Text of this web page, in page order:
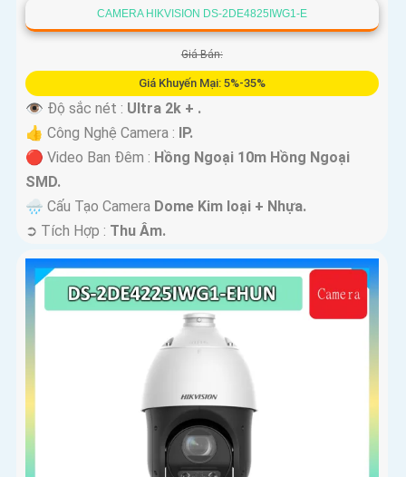
CAMERA HIKVISION DS-2DE4825IWG1-E
Giá Bán:
Giá Khuyến Mại: 5%-35%
👁 Độ sắc nét : Ultra 2k + .
👍 Công Nghệ Camera : IP.
🔴 Video Ban Đêm : Hồng Ngoại 10m Hồng Ngoại
SMD.
🌧️ Cấu Tạo Camera Dome Kim loại + Nhựa.
️➲ Tích Hợp : Thu Âm.